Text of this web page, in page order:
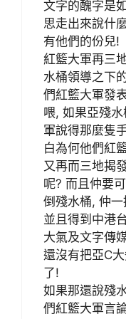
文字的醜字是
思走出來說什
有他們的份兒!
紅籃大軍再三
水桶領導之下
們紅籃大軍發
喂, 如果亞殘
軍說得那麼隻
白為何他們紅
又再而三地揭
呢? 而且仲要
倒殘水桶, 仲
並且得到中港
大氣及文字傳
還沒有把亞C
了!
如果那還說殘
們紅籃大軍言